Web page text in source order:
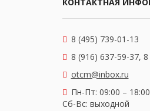
8 (495) 739-01-13
8 (916) 637-59-37,
otcm@inbox.ru
Пн-Пт: 09:00 –
Сб-Вс: выходной